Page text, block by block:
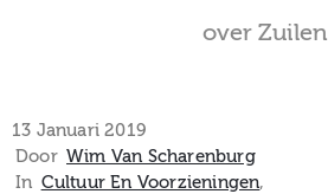
over Zuilen
13 Januari 2019
Door Wim Van Scharenburg
In Cultuur En Voorzieningen‚